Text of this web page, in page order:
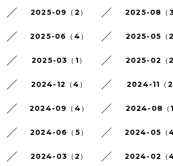
2025-09（2） 2025-08（3
2025-06（4） 2025-05（2
2025-03（1） 2025-02（2
2024-12（4） 2024-11（2
2024-09（4） 2024-08（1
2024-06（5） 2024-05（4
2024-03（2） 2024-02（4